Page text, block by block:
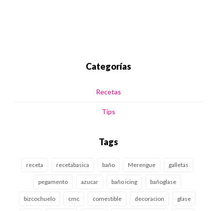
Categorías
Recetas
Tips
Tags
receta recetabasica baño Merengue galletas
pegamento azucar baño icing bañoglase
bizcochuelo cmc comestible decoracion glase